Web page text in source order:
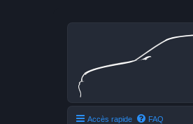
Accès rapide FAQ